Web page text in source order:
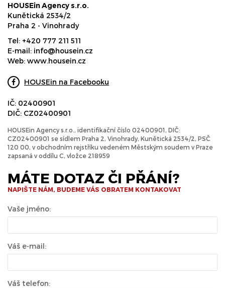
HOUSEin Agency s.r.o.
Kunětická 2534/2
Praha 2 - Vinohrady
Tel: +420 777 211 511
E-mail: info@housein.cz
Web: www.housein.cz
HOUSEin na Facebooku
IČ: 02400901
DIČ: CZ02400901
HOUSEin Agency s.r.o., identifikační číslo 02400901, DIČ:
CZ02400901 se sídlem Praha 2, Vinohrady, Kunětická 2534/2, PSČ
120 00, v obchodním rejstříku vedeném Městským soudem v Praze
zapsaná v oddílu C, vložce 218959
MÁTE DOTAZ ČI PŘÁNÍ?
NAPIŠTE NÁM, BUDEME VÁS OBRATEM KONTAKOVAT
Vaše jméno:
Váš e-mail:
Váš telefon: